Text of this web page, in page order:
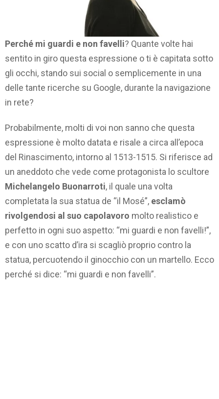
Perché mi guardi e non favelli? Quante volte hai
sentito in giro questa espressione o ti è capitata sotto
gli occhi, stando sui social o semplicemente in una
delle tante ricerche su Google, durante la navigazione
in rete?
Probabilmente, molti di voi non sanno che questa
espressione è molto datata e risale a circa all’epoca
del Rinascimento, intorno al 1513-1515. Si riferisce ad
un aneddoto che vede come protagonista lo scultore
Michelangelo Buonarroti, il quale una volta
completata la sua statua de “il Mosé”, esclamò
rivolgendosi al suo capolavoro molto realistico e
perfetto in ogni suo aspetto: “mi guardi e non favelli!”,
e con uno scatto d’ira si scagliò proprio contro la
statua, percuotendo il ginocchio con un martello. Ecco
perché si dice: “mi guardi e non favelli”.